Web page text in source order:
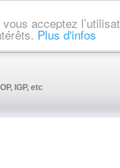
acceptez
Plus d'infos
IGP, etc